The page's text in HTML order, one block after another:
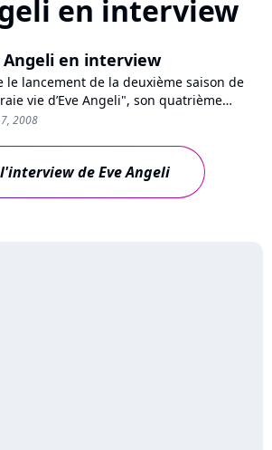
en interview
Angeli en interview
le lancement de la deuxième saison de
vie d’Eve Angeli", son quatrième
disponible à la rentrée prochaine chez
2009, Eve Angeli a du pain sur la planche !
avec une femme spontanée qui ne se
2008
de Eve Angeli